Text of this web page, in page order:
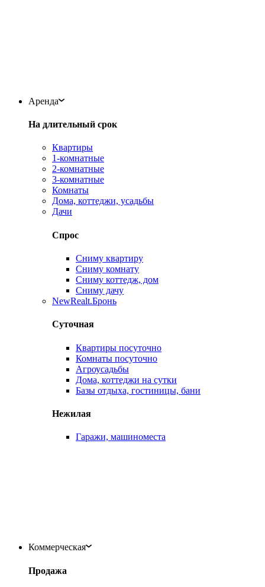
Аренда
На длительный срок
Квартиры
1-комнатные
2-комнатные
3-комнатные
Комнаты
Дома, коттеджи, усадьбы
Дачи
Спрос
Сниму квартиру
Сниму комнату
Сниму коттедж, дом
Сниму дачу
NewRealt.Бронь
Суточная
Квартиры посуточно
Комнаты посуточно
Агроусадьбы
Дома, коттеджи на сутки
Базы отдыха, гостиницы, бани
Нежилая
Гаражи, машиноместа
Коммерческая
Продажа